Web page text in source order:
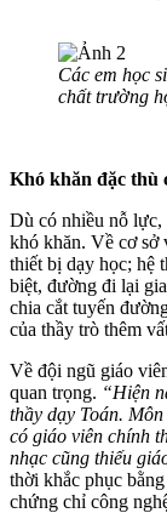
Các em học
chất trường
Khó khăn đặc thù
Dù có nhiều nỗ lực,
khó khăn. Về cơ sở
thiết bị dạy học; hệ
biệt, đường đi lại
chia cắt tuyến
của thầy trò thêm
Về đội ngũ giáo
quan trọng. “Hiện
thầy dạy Toán.
có giáo viên chính
nhạc cũng thiếu
thời khắc phục
chứng chỉ công